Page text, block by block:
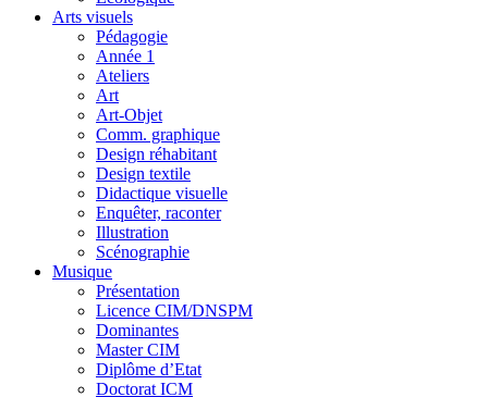
Arts visuels
Pédagogie
Année 1
Ateliers
Art
Art-Objet
Comm. graphique
Design réhabitant
Design textile
Didactique visuelle
Enquêter, raconter
Illustration
Scénographie
Musique
Présentation
Licence CIM/DNSPM
Dominantes
Master CIM
Diplôme d’Etat
Doctorat ICM